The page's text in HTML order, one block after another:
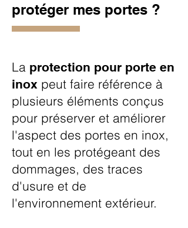
protéger mes portes ?
La protection pour porte en
inox peut faire référence à
plusieurs éléments conçus
pour préserver et améliorer
l'aspect des portes en inox,
tout en les protégeant des
dommages, des traces
d'usure et de
l'environnement extérieur.